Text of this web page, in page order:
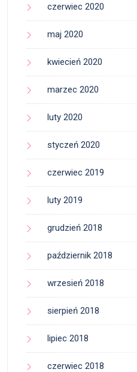
czerwiec 2020
maj 2020
kwiecień 2020
marzec 2020
luty 2020
styczeń 2020
czerwiec 2019
luty 2019
grudzień 2018
październik 2018
wrzesień 2018
sierpień 2018
lipiec 2018
czerwiec 2018